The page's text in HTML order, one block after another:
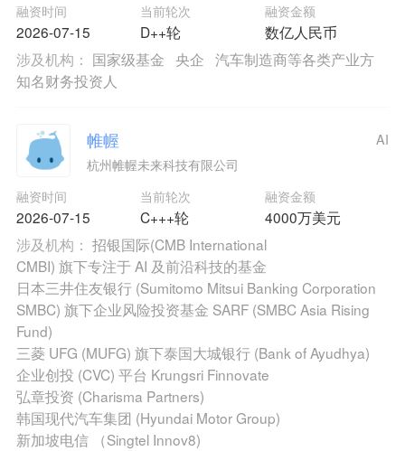
融资时间
2026-07-15
当前轮次
D++轮
融资金额
数亿人民币
涉及机构： 国家级基金 央企 汽车制造商等各类产业方
知名财务投资人
帷幄
杭州帷幄未来科技有限公司
融资时间
2026-07-15
当前轮次
C+++轮
融资金额
4000万美元
AI
涉及机构： 招银国际(CMB International
CMBI) 旗下专注于 AI 及前沿科技的基金
日本三井住友银行 (Sumitomo Mitsui Banking Corporation
SMBC) 旗下企业风险投资基金 SARF (SMBC Asia Rising
Fund)
三菱 UFG (MUFG) 旗下泰国大城银行 (Bank of Ayudhya)
企业创投 (CVC) 平台 Krungsri Finnovate
弘章投资 (Charisma Partners)
韩国现代汽车集团 (Hyundai Motor Group)
新加坡电信 （Singtel Innov8)